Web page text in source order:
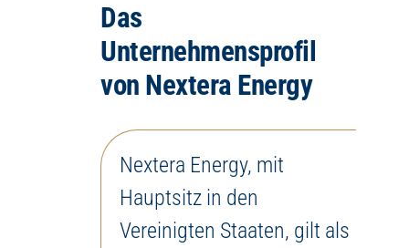
Das
Unternehmensprofil
von Nextera Energy
Nextera Energy, mit
Hauptsitz in den
Vereinigten Staaten, gilt als